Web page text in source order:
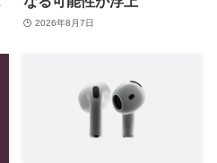
2026年8月7日